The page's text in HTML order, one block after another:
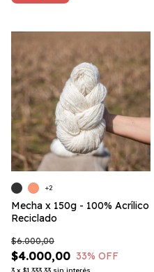
Mecha x 150g - 100% Acrílico
Reciclado
$4.000,00
$6.000,00
33% OFF
+2